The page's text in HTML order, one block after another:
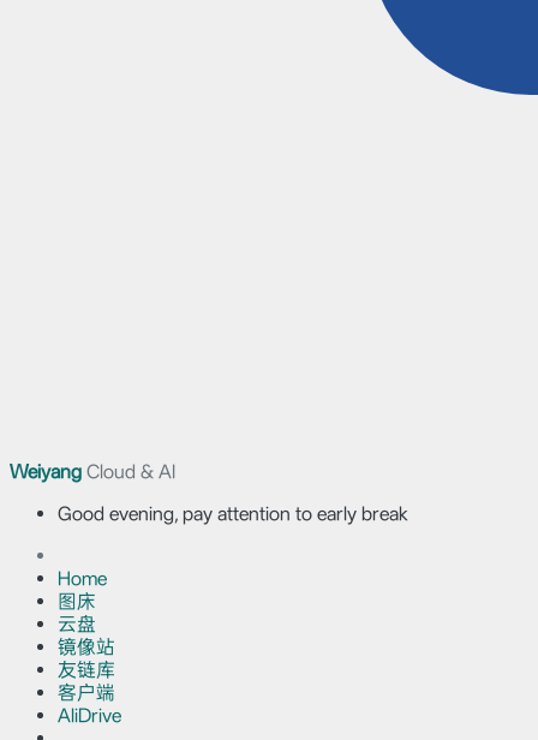
Weiyang Cloud & AI
Good evening, pay attention to early break
Home
图床
云盘
镜像站
友链库
客户端
AliDrive